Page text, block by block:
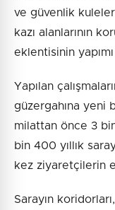
ve güvenlik
kazı alanlarının
eklentisinin
Yapılan
güzergahına yeni
milattan önce 3
bin 400 yıllık
kez ziyaretçilerin
Sarayın